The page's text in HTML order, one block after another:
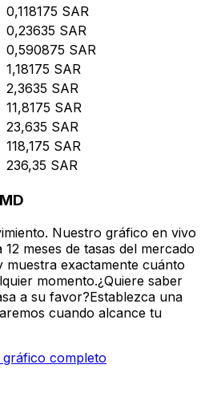
0,118175 SAR
0,23635 SAR
0,590875 SAR
1,18175 SAR
2,3635 SAR
11,8175 SAR
23,635 SAR
118,175 SAR
236,35 SAR
Nuestro gráfico en vivo
meses de tasas del mercado
muestra exactamente cuánto
momento.¿Quiere saber
a su favor?Establezca una
cuando alcance tu
gráfico completo